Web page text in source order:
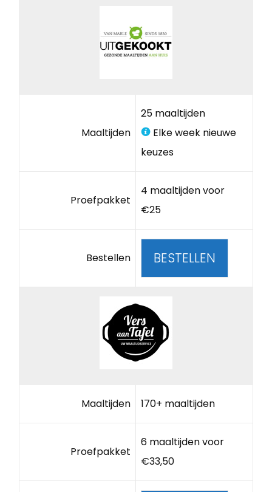
Maaltijden
25 maaltijden
Elke week nieuwe
keuzes
Proefpakket
4 maaltijden voor
€25
Bestellen BESTELLEN
Maaltijden 170+ maaltijden
Proefpakket
6 maaltijden voor
€33,50